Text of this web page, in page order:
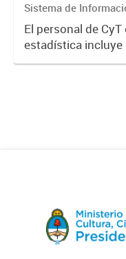
Sistema de
Tecnología Argentino
El personal de
estadística incluye
personas